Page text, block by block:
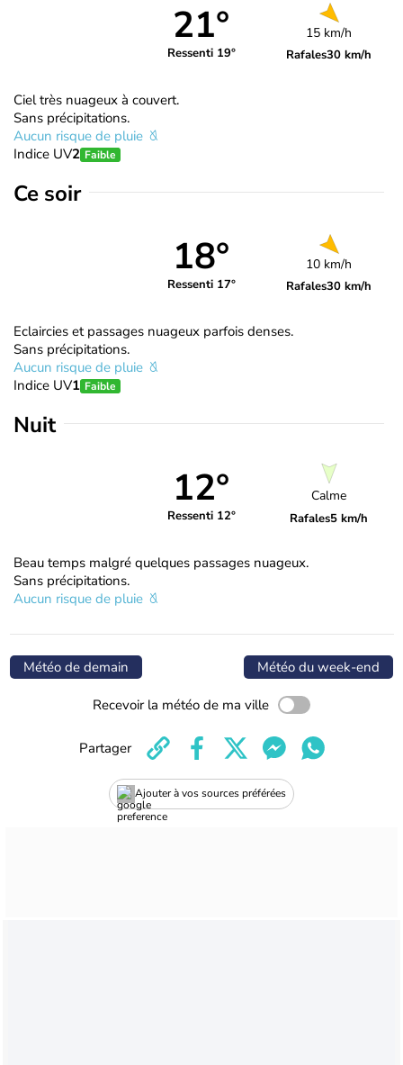
21°
Ressenti 19°
15 km/h
Rafales30 km/h
Ciel très nuageux à couvert.
Sans précipitations.
Aucun risque de pluie
Indice UV2 Faible
Ce soir
18°
Ressenti 17°
10 km/h
Rafales30 km/h
Eclaircies et passages nuageux parfois denses.
Sans précipitations.
Aucun risque de pluie
Indice UV1 Faible
Nuit
12°
Ressenti 12°
Calme
Rafales5 km/h
Beau temps malgré quelques passages nuageux.
Sans précipitations.
Aucun risque de pluie
Météo de demain Météo du week-end
Recevoir la météo de ma ville
Ajouter à vos sources préférées
Partager